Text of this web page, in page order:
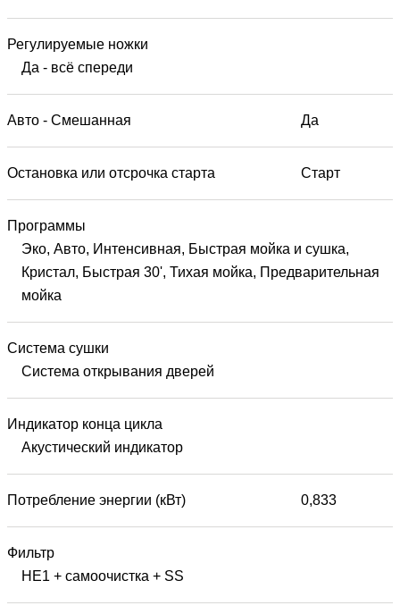
Регулируемые ножки
Да - всё спереди
Авто - Смешанная Да
Остановка или отсрочка старта Старт
Программы
Эко, Авто, Интенсивная, Быстрая мойка и сушка,
Кристал, Быстрая 30', Тихая мойка, Предварительная
мойка
Система сушки
Система открывания дверей
Индикатор конца цикла
Акустический индикатор
Потребление энергии (кВт) 0,833
Фильтр
HE1 + самоочистка + SS